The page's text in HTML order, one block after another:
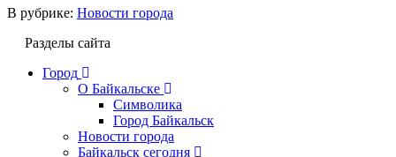
В рубрике: Новости города
Разделы сайта
Город
О Байкальске
Символика
Город Байкальск
Новости города
Байкальск сегодня